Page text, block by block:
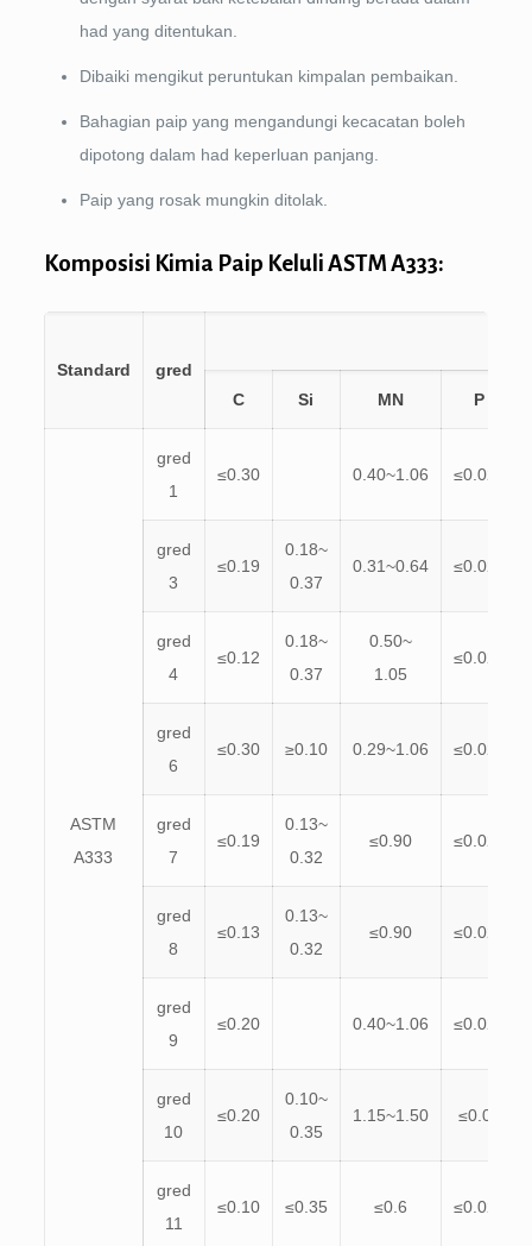
had yang ditentukan.
Dibaiki mengikut peruntukan kimpalan pembaikan.
Bahagian paip yang mengandungi kecacatan boleh
dipotong dalam had keperluan panjang.
Paip yang rosak mungkin ditolak.
Komposisi Kimia Paip Keluli ASTM A333:
Standard
gred
C
Si MN P
ASTM
A333
gred
1
≤0.30 0.40~1.06 ≤0.025
gred
3
≤0.19
0.18~
0.37
0.31~0.64 ≤0.025
gred
4
≤0.12
0.18~
0.37
0.50~
1.05
≤0.025
gred
6
≤0.30 ≥0.10 0.29~1.06 ≤0.025
gred
7
≤0.19
0.13~
0.32
≤0.90 ≤0.025
gred
8
≤0.13
0.13~
0.32
≤0.90 ≤0.025
gred
9
≤0.20 0.40~1.06 ≤0.025
gred
10
≤0.20
0.10~
0.35
1.15~1.50 ≤0.03
gred
11
≤0.10 ≤0.35 ≤0.6 ≤0.025